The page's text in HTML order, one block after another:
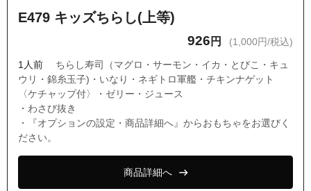
E479 キッズちらし(上等)
926 円 (1,000円/税込)
1人前
ちらし寿司（マグロ・サーモン・イカ・とびこ・キュ
ウリ・錦糸玉子)・いなり・ネギトロ軍艦・チキンナゲット
〈ケチャップ付〉・ゼリー・ジュース
・わさび抜き
・『オプションの設定・商品詳細へ』からおもちゃをお選びく
ださい。
商品詳細へ